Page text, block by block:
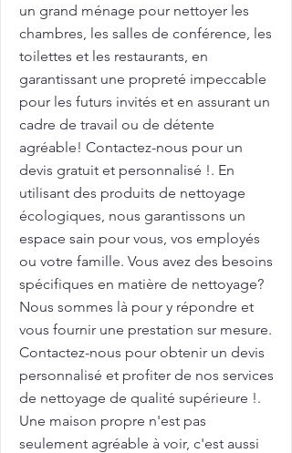
un grand ménage pour nettoyer les
chambres, les salles de conférence, les
toilettes et les restaurants, en
garantissant une propreté impeccable
pour les futurs invités et en assurant un
cadre de travail ou de détente
agréable! Contactez-nous pour un
devis gratuit et personnalisé !. En
utilisant des produits de nettoyage
écologiques, nous garantissons un
espace sain pour vous, vos employés
ou votre famille. Vous avez des besoins
spécifiques en matière de nettoyage?
Nous sommes là pour y répondre et
vous fournir une prestation sur mesure.
Contactez-nous pour obtenir un devis
personnalisé et profiter de nos services
de nettoyage de qualité supérieure !.
Une maison propre n'est pas
seulement agréable à voir, c'est aussi